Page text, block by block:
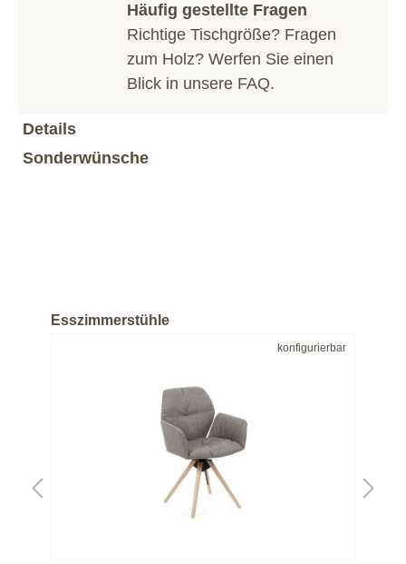
Häufig gestellte Fragen
Richtige Tischgröße? Fragen
zum Holz? Werfen Sie einen
Blick in unsere FAQ.
Details
Sonderwünsche
Esszimmerstühle
konfigurierbar